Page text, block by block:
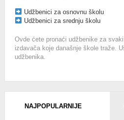
Udžbenici za osnovnu školu
Udžbenici za srednju školu
Ovde ćete pronaći udžbenike za
izdavača koje današnje škole traže.
udžbenika.
NAJPOPULARNIJE